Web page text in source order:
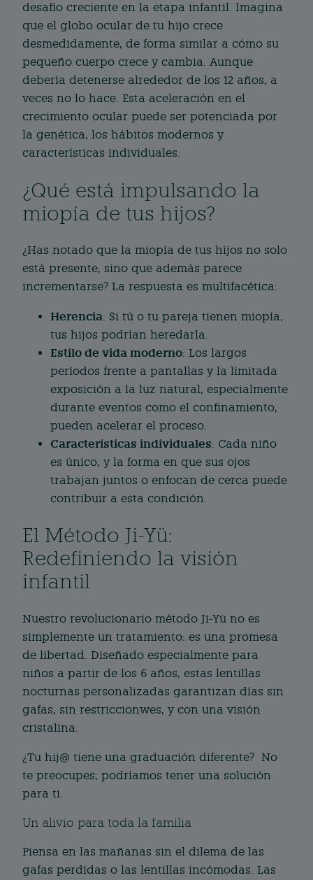
desafío creciente en la etapa infantil. Imagina
que el globo ocular de tu hijo crece
desmedidamente, de forma similar a cómo su
pequeño cuerpo crece y cambia. Aunque
debería detenerse alrededor de los 12 años, a
veces no lo hace. Esta aceleración en el
crecimiento ocular puede ser potenciada por
la genética, los hábitos modernos y
características individuales.
¿Qué está impulsando la
miopía de tus hijos?
¿Has notado que la miopía de tus hijos no solo
está presente, sino que además parece
incrementarse? La respuesta es multifacética:
Herencia: Si tú o tu pareja tienen miopía,
tus hijos podrían heredarla.
Estilo de vida moderno: Los largos
períodos frente a pantallas y la limitada
exposición a la luz natural, especialmente
durante eventos como el confinamiento,
pueden acelerar el proceso.
Características individuales: Cada niño
es único, y la forma en que sus ojos
trabajan juntos o enfocan de cerca puede
contribuir a esta condición.
El Método Ji-Yü:
Redefiniendo la visión
infantil
Nuestro revolucionario método Ji-Yü no es
simplemente un tratamiento: es una promesa
de libertad. Diseñado especialmente para
niños a partir de los 6 años, estas lentillas
nocturnas personalizadas garantizan días sin
gafas, sin restriccionwes, y con una visión
cristalina.
¿Tu hij@ tiene una graduación diferente? No
te preocupes; podríamos tener una solución
para ti.
Un alivio para toda la familia
Piensa en las mañanas sin el dilema de las
gafas perdidas o las lentillas incómodas. Las